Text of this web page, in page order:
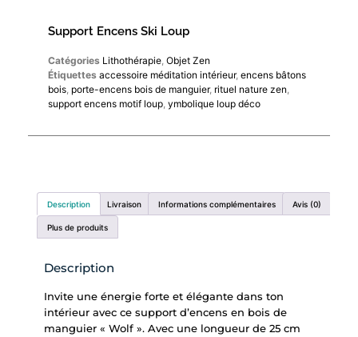
Support Encens Ski Loup
Catégories Lithothérapie, Objet Zen
Étiquettes accessoire méditation intérieur, encens bâtons
bois, porte-encens bois de manguier, rituel nature zen,
support encens motif loup, ymbolique loup déco
Description Livraison Informations complémentaires Avis (0)
Plus de produits
Description
Invite une énergie forte et élégante dans ton
intérieur avec ce support d’encens en bois de
manguier « Wolf ». Avec une longueur de 25 cm